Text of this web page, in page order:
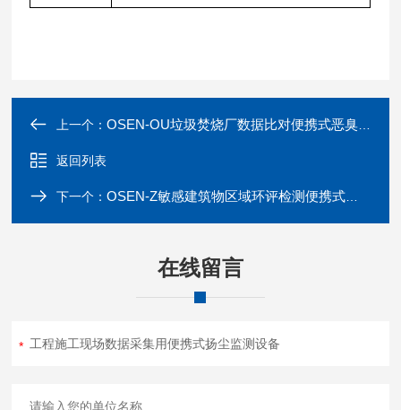
上一个：OSEN-OU垃圾焚烧厂数据比对便携式恶臭电子鼻监测仪
返回列表
下一个：OSEN-Z敏感建筑物区域环评检测便携式噪声监测设备
在线留言